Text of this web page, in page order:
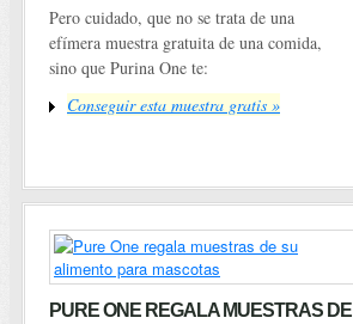
Pero cuidado, que no se trata de una
efímera muestra gratuita de una comida,
sino que Purina One te:
Conseguir esta muestra gratis »
PURE ONE REGALA MUESTRAS DE